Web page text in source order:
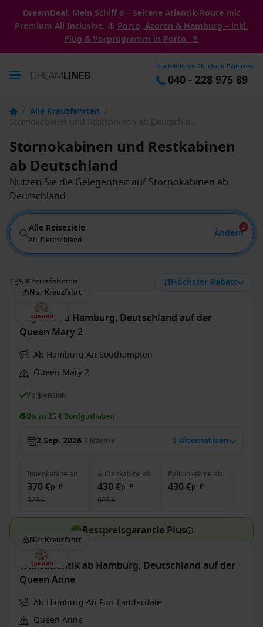
DreamDeal: Mein Schiff 6 – Seltene Atlantik-Route mit
Premium All Inclusive. ⚓ Porto, Azoren & Hamburg – inkl.
Flug & Vorprogramm in Porto. 🍷
Kontaktieren Sie einen Experten
040 - 228 975 89
/ Alle Kreuzfahrten /
Stornokabinen und Restkabinen ab Deutschland
Stornokabinen und Restkabinen
ab Deutschland
Nutzen Sie die Gelegenheit auf Stornokabinen ab
Deutschland
Alle Reiseziele
ab: Deutschland
Ändern
2
135 Kreuzfahrten Höchster Rabatt
Nur Kreuzfahrt
England ab Hamburg, Deutschland auf der
Queen Mary 2
Ab Hamburg An Southampton
Queen Mary 2
Vollpension
Bis zu 25 € Bordguthaben
2 Sep. 2026 3 Nächte 1 Alternativen
Innenkabine ab
370 €p. P.
529 €
Außenkabine ab
430 €p. P.
623 €
Balkonkabine ab
430 €p. P.
Bestpreisgarantie Plus
Nur Kreuzfahrt
Transatlantik ab Hamburg, Deutschland auf der
Queen Anne
Ab Hamburg An Fort Lauderdale
Queen Anne